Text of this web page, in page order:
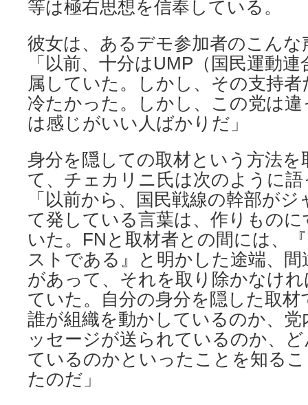
等は極右思想を信奉している。
彼女は、あるデモ参加者のこん
「以前、十分はUMP（国民運動
属していた。しかし、その支持
冷たかった。しかし、この党は
は感じがいい人ばかりだ」
身分を隠しての取材という方法
て、チェカリニ氏は次のように
「以前から、国民戦線の幹部が
て発している言葉は、作りもの
いた。FNと取材者との間には、
ストである』と明かした途端、
があって、それを取り除かなけ
ていた。自分の身分を隠した取
誰が組織を動かしているのか、
ッセージが送られているのか、
ているのかといったことを知る
たのだ」